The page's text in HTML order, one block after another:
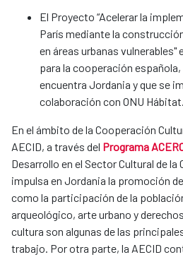
El Proyecto “Acelerar la
París mediante la
en áreas urbanas
para la cooperación
encuentra Jordania y que se
colaboración con ONU Hábitat.
En el ámbito de la Cooperación
AECID, a través del Programa
Desarrollo en el Sector Cultural de
impulsa en Jordania la promoción
como la participación de la
arqueológico, arte urbano y
cultura son algunas de las
trabajo. Por otra parte, la AECID